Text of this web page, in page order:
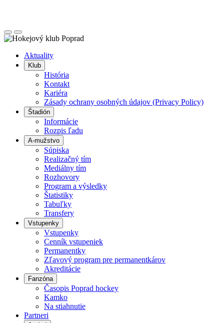
Posunúť
doľava
Posunúť
doprava
Aktuality
Klub
História
Kontakt
Kariéra
Zásady ochrany osobných údajov (Privacy Policy)
Štadión
Informácie
Rozpis ľadu
A-mužstvo
Súpiska
Realizačný tím
Mediálny tím
Rozhovory
Program a výsledky
Štatistiky
Tabuľky
Transfery
Vstupenky
Vstupenky
Cenník vstupeniek
Permanentky
Zľavový program pre permanentkárov
Akreditácie
Fanzóna
Časopis Poprad hockey
Kamko
Na stiahnutie
Partneri